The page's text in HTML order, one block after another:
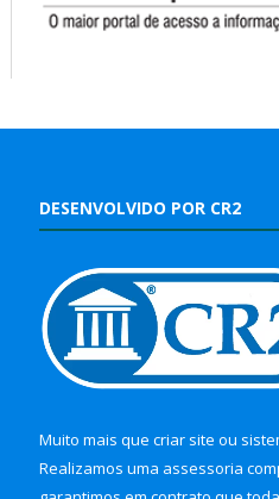
DESENVOLVIDO POR CR2
Muito mais que criar site ou
Realizamos uma assessoria